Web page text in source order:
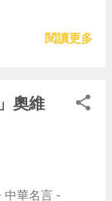
閱讀更多
奧維
中華名言 -